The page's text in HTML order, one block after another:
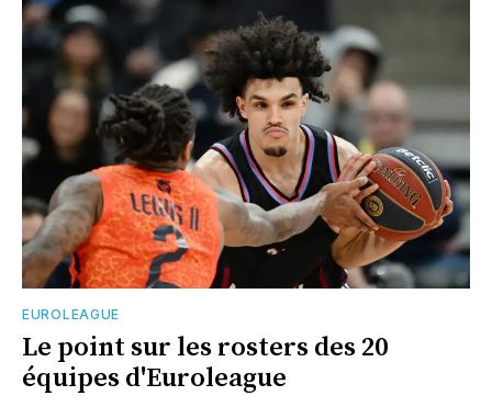
EUROLEAGUE
Le point sur les rosters des 20
équipes d'Euroleague